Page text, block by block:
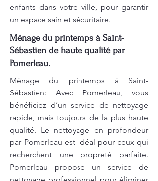
enfants dans votre ville, pour garantir
un espace sain et sécuritaire.
Ménage du printemps à Saint-
Sébastien de haute qualité par
Pomerleau.
Ménage du printemps à Saint-
Sébastien: Avec Pomerleau, vous
bénéficiez d’un service de nettoyage
rapide, mais toujours de la plus haute
qualité. Le nettoyage en profondeur
par Pomerleau est idéal pour ceux qui
recherchent une propreté parfaite.
Pomerleau propose un service de